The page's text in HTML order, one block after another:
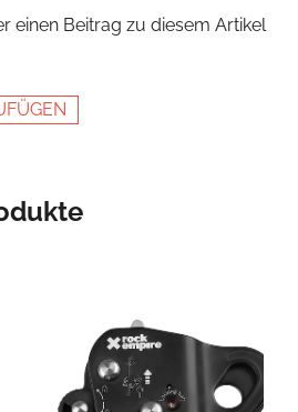
einen Beitrag zu diesem Artikel